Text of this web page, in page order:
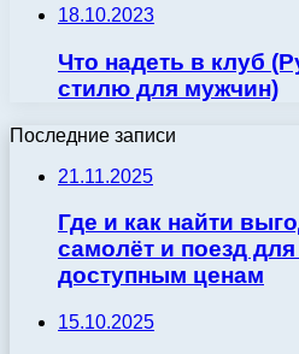
18.10.2023
Что надеть в клуб
стилю для мужчин)
Последние записи
21.11.2025
Где и как найти
самолёт и поезд
доступным ценам
15.10.2025